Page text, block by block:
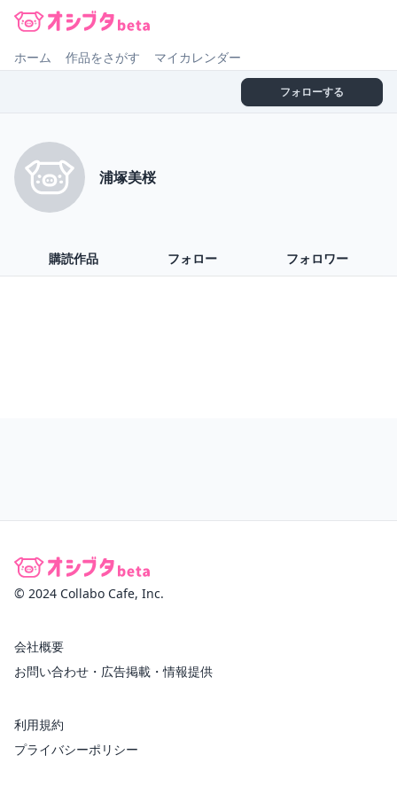
ホーム 作品をさがす マイカレンダー
フォローする
浦塚美桜
購読作品 フォロー フォロワー
© 2024 Collabo Cafe, Inc.
会社概要
お問い合わせ・広告掲載・情報提供
利用規約
プライバシーポリシー